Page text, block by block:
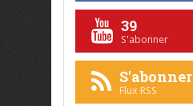
39
S'abonner
S'abonner
Flux RSS